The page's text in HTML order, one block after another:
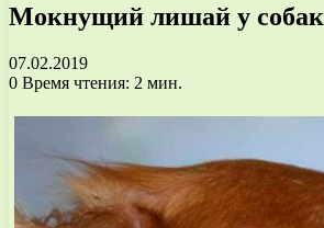
Мокнущий лишай у собак
07.02.2019
0 Время чтения: 2 мин.